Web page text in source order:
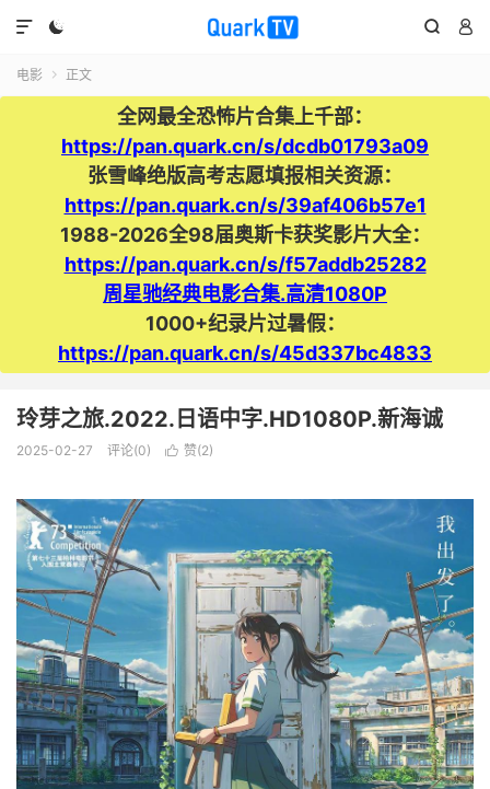
  

电影  正文
全网最全恐怖片合集上千部：
https://pan.quark.cn/s/dcdb01793a09
张雪峰绝版高考志愿填报相关资源：
https://pan.quark.cn/s/39af406b57e1
1988-2026全98届奥斯卡获奖影片大全：
https://pan.quark.cn/s/f57addb25282
周星驰经典电影合集.高清1080P
1000+纪录片过暑假：
https://pan.quark.cn/s/45d337bc4833
玲芽之旅.2022.日语中字.HD1080P.新海诚
2025-02-27 评论(0)  赞(2)